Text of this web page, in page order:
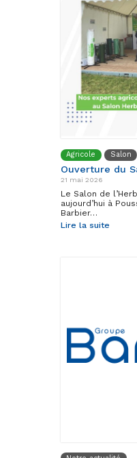
Agricole Salon
Ouverture du
21 mai 2026
Le Salon de
aujourd’hui à
Barbier…
Lire la suite